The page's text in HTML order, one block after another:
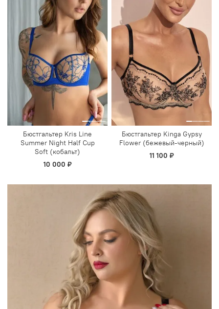
Бюстгальтер Kris Line
Summer Night Half Cup
Soft (кобальт)
10 000 ₽
Бюстгальтер Kinga Gypsy
Flower (бежевый-черный)
11 100 ₽